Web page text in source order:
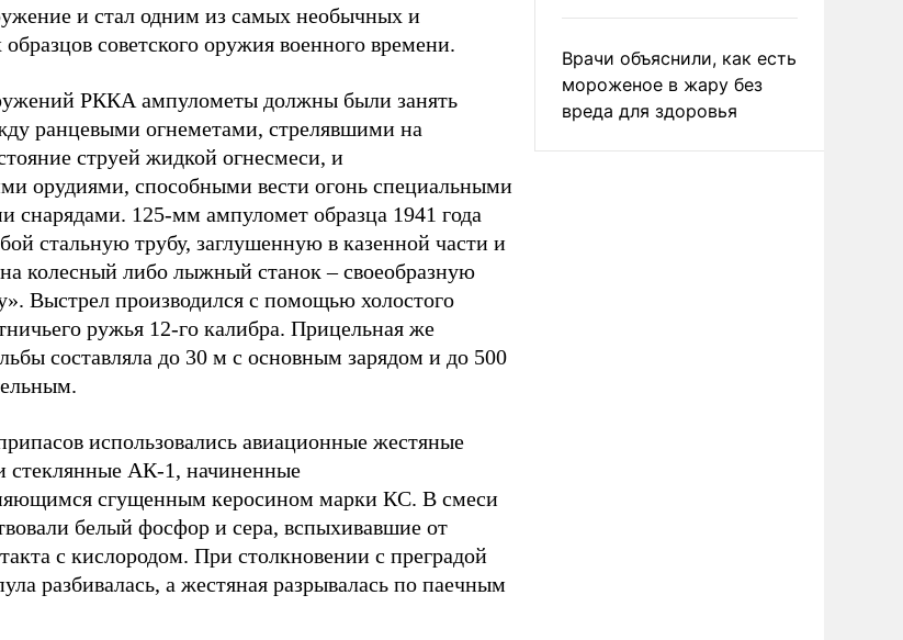
и стал одним из самых необычных и
советского оружия военного времени.
РККА ампулометы должны были занять
ранцевыми огнеметами, стрелявшими на
струей жидкой огнесмеси, и
орудиями, способными вести огонь специальными
снарядами. 125-мм ампуломет образца 1941 года
стальную трубу, заглушенную в казенной части и
колесный либо лыжный станок – своеобразную
Выстрел производился с помощью холостого
ружья 12-го калибра. Прицельная же
составляла до 30 м с основным зарядом и до 500
использовались авиационные жестяные
АК-1, начиненные
сгущенным керосином марки КС. В смеси
белый фосфор и сера, вспыхивавшие от
с кислородом. При столкновении с преградой
разбивалась, а жестяная разрывалась по паечным
Врачи объяснили, как есть
мороженое в жару без
вреда для здоровья